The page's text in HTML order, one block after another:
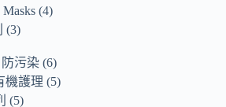
4
3
防污染 6
機護理
5
5